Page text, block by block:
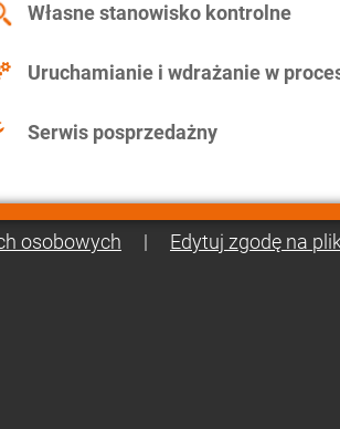
Własne stanowisko kontrolne
Uruchamianie i wdrażanie w
Serwis posprzedażny
osobowych | Edytuj zgodę na